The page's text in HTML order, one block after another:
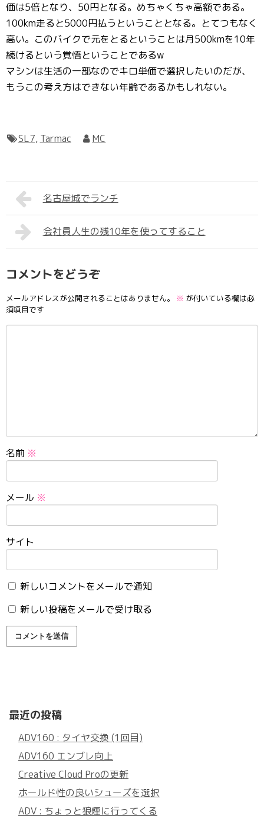
価は5倍となり、50円となる。めちゃくちゃ高額である。
100km走ると5000円払うということとなる。とてつもなく
高い。このバイクで元をとるということは月500kmを10年
続けるという覚悟ということであるw
マシンは生活の一部なのでキロ単価で選択したいのだが、
もうこの考え方はできない年齢であるかもしれない。
SL7, Tarmac MC
名古屋城でランチ
会社員人生の残10年を使ってすること
コメントをどうぞ
メールアドレスが公開されることはありません。 ※ が付いている欄は必
須項目です
名前 ※
メール ※
サイト
新しいコメントをメールで通知
新しい投稿をメールで受け取る
最近の投稿
ADV160 : タイヤ交換 (1回目)
ADV160 エンブレ向上
Creative Cloud Proの更新
ホールド性の良いシューズを選択
ADV : ちょっと狼煙に行ってくる